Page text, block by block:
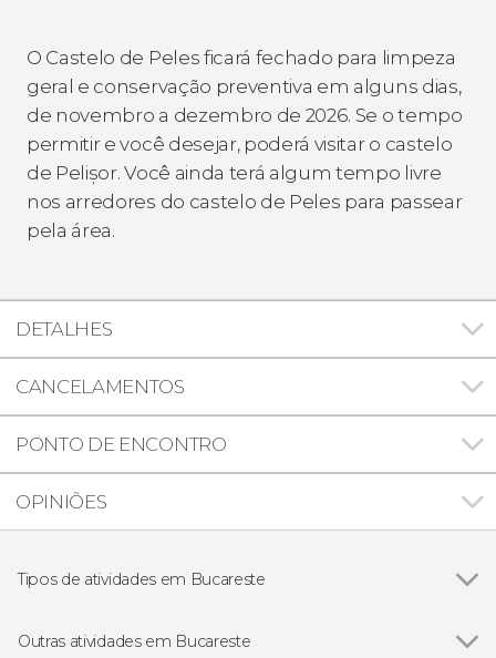
O Castelo de Peles ficará fechado para limpeza
geral e conservação preventiva em alguns dias,
de novembro a dezembro de 2026. Se o tempo
permitir e você desejar, poderá visitar o castelo
de Pelișor. Você ainda terá algum tempo livre
nos arredores do castelo de Peles para passear
pela área.
DETALHES
CANCELAMENTOS
PONTO DE ENCONTRO
OPINIÕES
Tipos de atividades em Bucareste
Ingressos
Outras atividades em Bucareste